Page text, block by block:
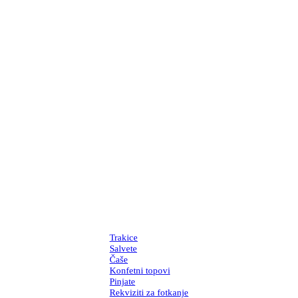
Trakice
Salvete
Čaše
Konfetni topovi
Pinjate
Rekviziti za fotkanje